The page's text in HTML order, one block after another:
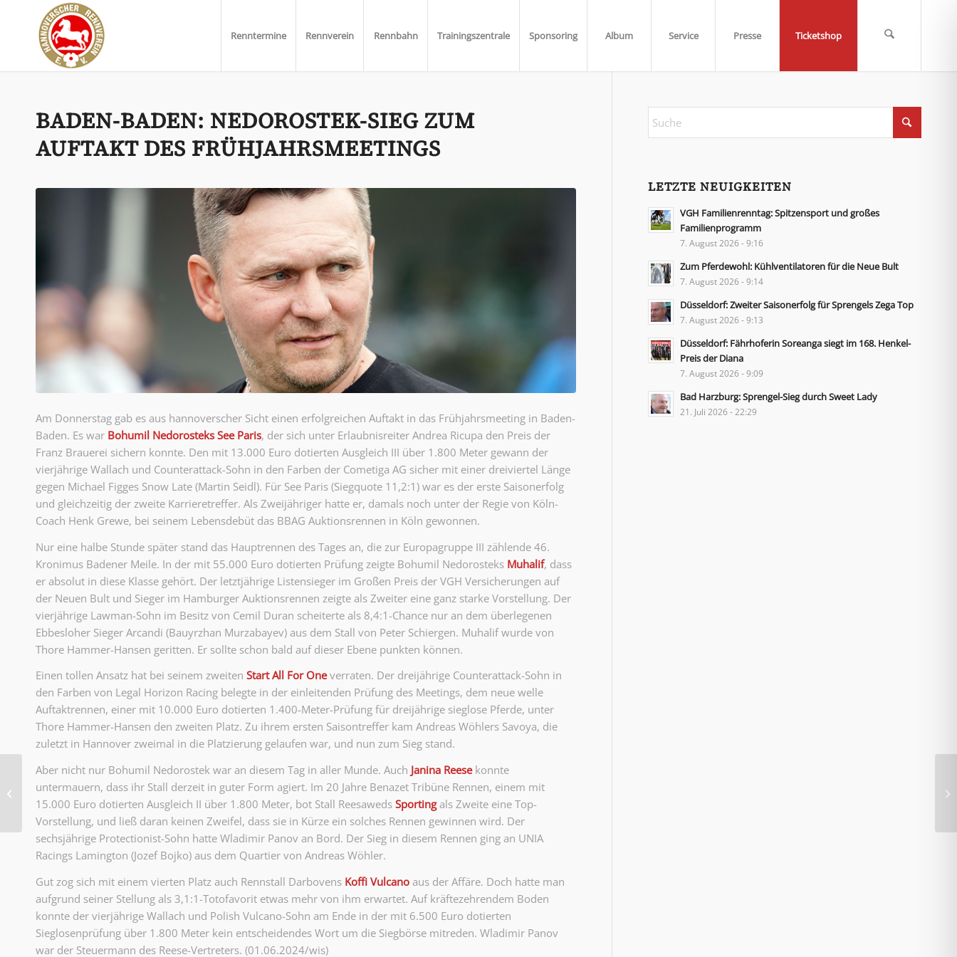
Renntermine Rennverein Rennbahn Trainingszentrale Sponsoring Album Service Presse Ticketshop
BADEN-BADEN: NEDOROSTEK-SIEG ZUM
AUFTAKT DES FRÜHJAHRSMEETINGS
Am Donnerstag gab es aus hannoverscher Sicht einen erfolgreichen Auftakt in das Frühjahrsmeeting in Baden-
Baden. Es war Bohumil Nedorosteks See Paris, der sich unter Erlaubnisreiter Andrea Ricupa den Preis der
Franz Brauerei sichern konnte. Den mit 13.000 Euro dotierten Ausgleich III über 1.800 Meter gewann der
vierjährige Wallach und Counterattack-Sohn in den Farben der Cometiga AG sicher mit einer dreiviertel Länge
gegen Michael Figges Snow Late (Martin Seidl). Für See Paris (Siegquote 11,2:1) war es der erste Saisonerfolg
und gleichzeitig der zweite Karrieretreffer. Als Zweijähriger hatte er, damals noch unter der Regie von Köln-
Coach Henk Grewe, bei seinem Lebensdebüt das BBAG Auktionsrennen in Köln gewonnen.
Nur eine halbe Stunde später stand das Hauptrennen des Tages an, die zur Europagruppe III zählende 46.
Kronimus Badener Meile. In der mit 55.000 Euro dotierten Prüfung zeigte Bohumil Nedorosteks Muhalif, dass
er absolut in diese Klasse gehört. Der letztjährige Listensieger im Großen Preis der VGH Versicherungen auf
der Neuen Bult und Sieger im Hamburger Auktionsrennen zeigte als Zweiter eine ganz starke Vorstellung. Der
vierjährige Lawman-Sohn im Besitz von Cemil Duran scheiterte als 8,4:1-Chance nur an dem überlegenen
Ebbesloher Sieger Arcandi (Bauyrzhan Murzabayev) aus dem Stall von Peter Schiergen. Muhalif wurde von
Thore Hammer-Hansen geritten. Er sollte schon bald auf dieser Ebene punkten können.
Einen tollen Ansatz hat bei seinem zweiten Start All For Oneverraten. Der dreijährige Counterattack-Sohn in
den Farben von Legal Horizon Racing belegte in der einleitenden Prüfung des Meetings, dem neue welle
Auftaktrennen, einer mit 10.000 Euro dotierten 1.400-Meter-Prüfung für dreijährige sieglose Pferde, unter
Thore Hammer-Hansen den zweiten Platz. Zu ihrem ersten Saisontreffer kam Andreas Wöhlers Savoya, die
zuletzt in Hannover zweimal in die Platzierung gelaufen war, und nun zum Sieg stand.
Aber nicht nur Bohumil Nedorostek war an diesem Tag in aller Munde. Auch Janina Reesekonnte
untermauern, dass ihr Stall derzeit in guter Form agiert. Im 20 Jahre Benazet Tribüne Rennen, einem mit
15.000 Euro dotierten Ausgleich II über 1.800 Meter, bot Stall Reesaweds Sportingals Zweite eine Top-
Vorstellung, und ließ daran keinen Zweifel, dass sie in Kürze ein solches Rennen gewinnen wird. Der
sechsjährige Protectionist-Sohn hatte Wladimir Panov an Bord. Der Sieg in diesem Rennen ging an UNIA
Racings Lamington (Jozef Bojko) aus dem Quartier von Andreas Wöhler.
Gut zog sich mit einem vierten Platz auch Rennstall Darbovens Koffi Vulcano aus der Affäre. Doch hatte man
aufgrund seiner Stellung als 3,1:1-Totofavorit etwas mehr von ihm erwartet. Auf kräftezehrendem Boden
konnte der vierjährige Wallach und Polish Vulcano-Sohn am Ende in der mit 6.500 Euro dotierten
Sieglosenprüfung über 1.800 Meter kein entscheidendes Wort um die Siegbörse mitreden. Wladimir Panov
war der Steuermann des Reese-Vertreters. (01.06.2024/wis)
LETZTE NEUIGKEITEN
VGH Familienrenntag: Spitzensport und großes
Familienprogramm
7. August 2026 - 9:16
Zum Pferdewohl: Kühlventilatoren für die Neue Bult
7. August 2026 - 9:14
Düsseldorf: Zweiter Saisonerfolg für Sprengels Zega Top
7. August 2026 - 9:13
Düsseldorf: Fährhoferin Soreanga siegt im 168. Henkel-
Preis der Diana
7. August 2026 - 9:09
Bad Harzburg: Sprengel-Sieg durch Sweet Lady
21. Juli 2026 - 22:29
Bildergalerien und
Rennfilme vom
Renntag der
Hannoverschen
Volksbank